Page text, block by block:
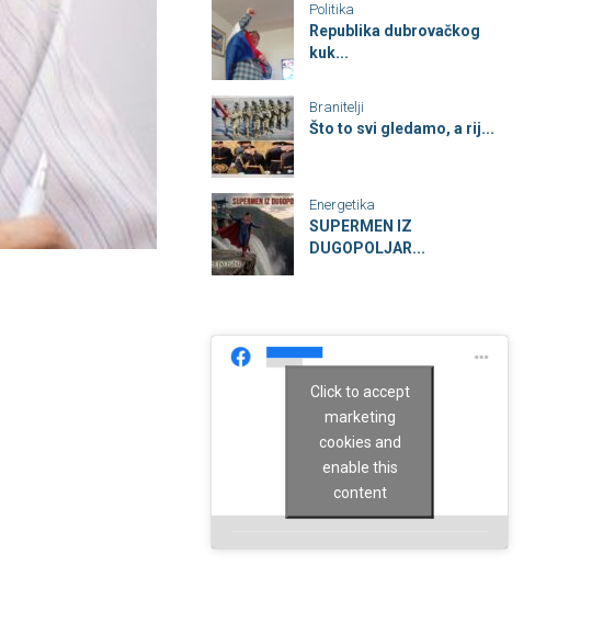
Politika
Republika dubrovačkog
kuk...
Branitelji
Što to svi gledamo, a rij...
Energetika
SUPERMEN IZ
DUGOPOLJAR...
Click to accept
marketing
cookies and
enable this
content